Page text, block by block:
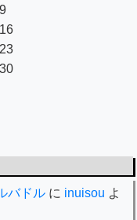
9
23
バドル に inuisou よ